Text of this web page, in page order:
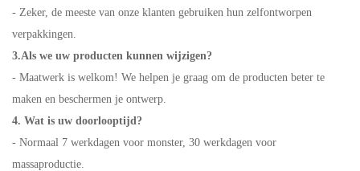
- Zeker, de meeste van onze klanten gebruiken hun zelfontworpen
verpakkingen.
3.Als we uw producten kunnen wijzigen?
- Maatwerk is welkom! We helpen je graag om de producten beter te
maken en beschermen je ontwerp.
4. Wat is uw doorlooptijd?
- Normaal 7 werkdagen voor monster, 30 werkdagen voor
massaproductie.